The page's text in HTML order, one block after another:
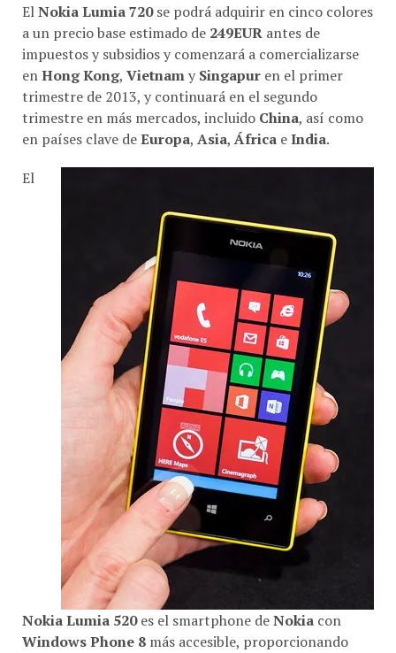
ElNokia Lumia 720se podrá adquirir en cinco colores
a un precio base estimado de 249EUR antes de
impuestos y subsidios y comenzará a comercializarse
enHong Kong, Vietnamy Singapur en el primer
trimestre de 2013, y continuará en el segundo
trimestre en más mercados, incluido China, así como
en países clave deEuropa, Asia,África eIndia.
El
Nokia Lumia 520es el smartphone deNokia con
Windows Phone 8 más accesible, proporcionando